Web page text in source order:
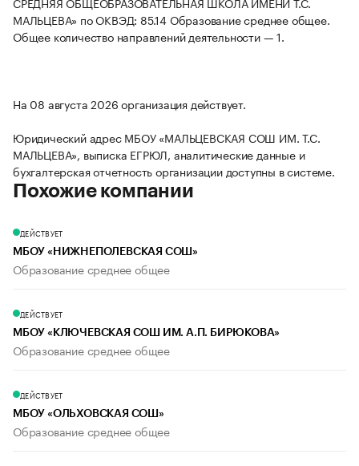
МАЛЬЦЕВА» по ОКВЭД: 85.14 Образование среднее общее.
Общее количество направлений деятельности — 1.
На 08 августа 2026 организация действует.
Юридический адрес МБОУ «МАЛЬЦЕВСКАЯ СОШ ИМ. Т.С.
МАЛЬЦЕВА», выписка ЕГРЮЛ, аналитические данные и
бухгалтерская отчетность организации доступны в системе.
Похожие компании
ДЕЙСТВУЕТ
МБОУ «НИЖНЕПОЛЕВСКАЯ СОШ»
Образование среднее общее
ДЕЙСТВУЕТ
МБОУ «КЛЮЧЕВСКАЯ СОШ ИМ. А.П. БИРЮКОВА»
Образование среднее общее
ДЕЙСТВУЕТ
МБОУ «ОЛЬХОВСКАЯ СОШ»
Образование среднее общее